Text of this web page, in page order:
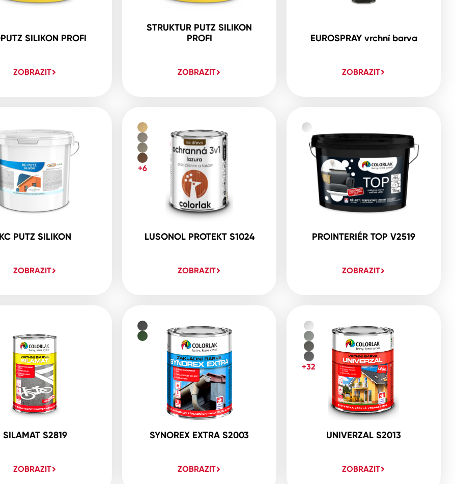
SILIKON PROFI
ZOBRAZIT
STRUKTUR PUTZ SILIKON
PROFI
ZOBRAZIT
EUROSPRAY vrchní barva
ZOBRAZIT
PUTZ SILIKON
ZOBRAZIT
LUSONOL PROTEKT S1024
ZOBRAZIT
+6
PROINTERIÉR TOP V2519
ZOBRAZIT
SILAMAT S2819
ZOBRAZIT
SYNOREX EXTRA S2003
ZOBRAZIT
UNIVERZAL S2013
ZOBRAZIT
+32